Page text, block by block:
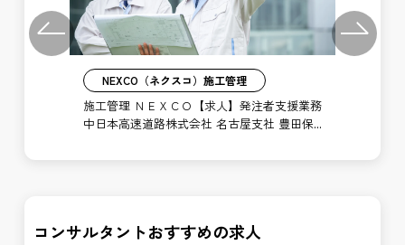
Previous
NEXCO（ネクスコ）施工管理
施工管理 ＮＥＸＣＯ【求人】発注者支援業務
中日本高速道路株式会社 名古屋支社 豊田保
Next
コンサルタントおすすめの求人